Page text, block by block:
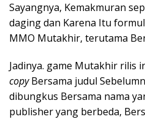
Sayangnya, Kemakmuran
daging dan Karena Itu
MMO Mutakhir, terutama
Jadinya. game Mutakhir rilis
copyBersama judul
dibungkus Bersama nama
publisher yang berbeda,